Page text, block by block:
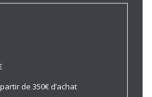
de 350€ d’achat